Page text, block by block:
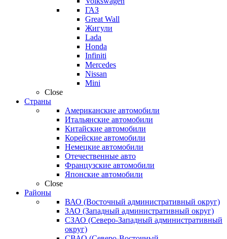
ГАЗ
Great Wall
Жигули
Lada
Honda
Infiniti
Mercedes
Nissan
Mini
Close
Страны
Американские автомобили
Итальянские автомобили
Китайские автомобили
Корейские автомобили
Немецкие автомобили
Отечественные авто
Французские автомобили
Японские автомобили
Close
Районы
ВАО (Восточный административный округ)
ЗАО (Западный административный округ)
СЗАО (Северо-Западный административный
округ)